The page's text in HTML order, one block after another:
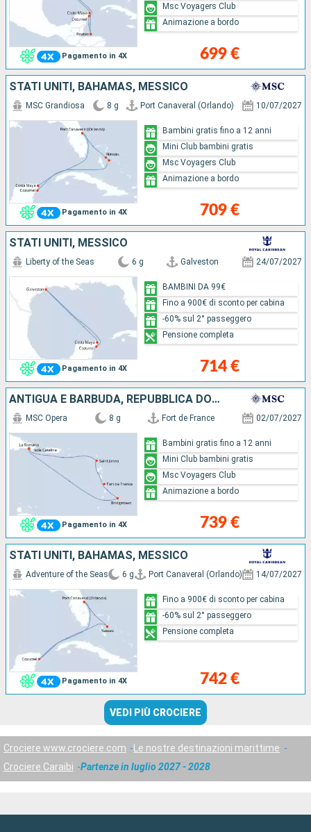
Pagamento in 4X 699 €
Msc Voyagers Club
Animazione a bordo
STATI UNITI, BAHAMAS, MESSICO
Pagamento in 4X
MSC Grandiosa 8 g Port Canaveral (Orlando) 10/07/2027
709 €
Bambini gratis fino a 12 anni
Mini Club bambini gratis
Msc Voyagers Club
Animazione a bordo
STATI UNITI, MESSICO
Pagamento in 4X
Liberty of the Seas 6 g Galveston 24/07/2027
714 €
BAMBINI DA 99€
Fino a 900€ di sconto per cabina
-60% sul 2° passeggero
Pensione completa
ANTIGUA E BARBUDA, REPUBBLICA DOMINICANA, BARBADOS, MARTINICA
Pagamento in 4X
MSC Opera 8 g Fort de France 02/07/2027
739 €
Bambini gratis fino a 12 anni
Mini Club bambini gratis
Msc Voyagers Club
Animazione a bordo
STATI UNITI, BAHAMAS, MESSICO
Pagamento in 4X
Adventure of the Seas 6 g Port Canaveral (Orlando) 14/07/2027
742 €
Fino a 900€ di sconto per cabina
-60% sul 2° passeggero
Pensione completa
VEDI PIÙ CROCIERE
Crociere www.crociere.com
Le nostre destinazioni marittime
Crociere Caraibi
Partenze in luglio 2027 - 2028